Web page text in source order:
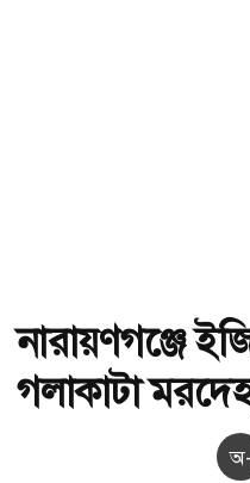
নারায়ণগঞ্জে
গলাকাটা
অ-